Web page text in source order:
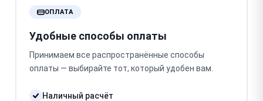
ОПЛАТА
Удобные способы оплаты
Принимаем все распространённые способы
оплаты — выбирайте тот, который удобен вам.
Наличный расчёт